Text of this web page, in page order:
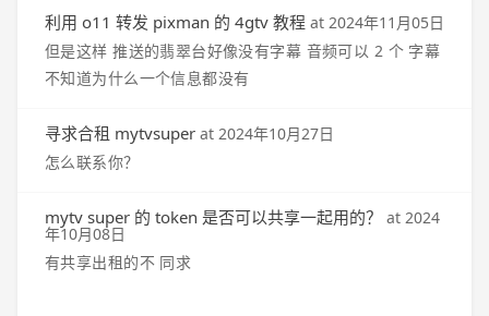
利用 o11 转发 pixman 的 4gtv 教程 at 2024年11月05日
但是这样 推送的翡翠台好像没有字幕 音频可以 2 个 字幕
不知道为什么一个信息都没有
寻求合租 mytvsuper at 2024年10月27日
怎么联系你？
mytv super 的 token 是否可以共享一起用的？ at 2024
年10月08日
有共享出租的不 同求